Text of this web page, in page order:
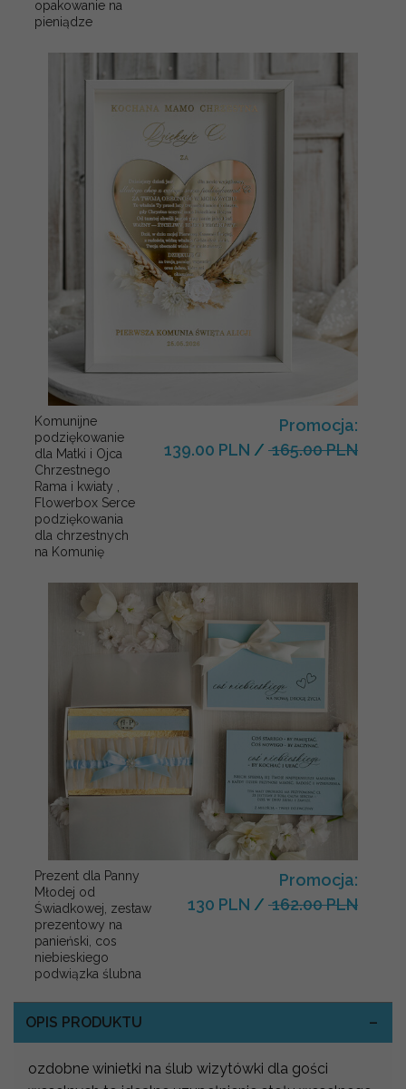
opakowanie na
pieniądze
Komunijne
podziękowanie
dla Matki i Ojca
Chrzestnego
Rama i kwiaty ,
Flowerbox Serce
podziękowania
dla chrzestnych
na Komunię
Promocja:
139.00 PLN / 165.00 PLN
Prezent dla Panny
Młodej od
Świadkowej, zestaw
prezentowy na
panieński, cos
niebieskiego
podwiązka ślubna
Promocja:
130 PLN / 162.00 PLN
OPIS PRODUKTU
ozdobne winietki na ślub wizytówki dla gości